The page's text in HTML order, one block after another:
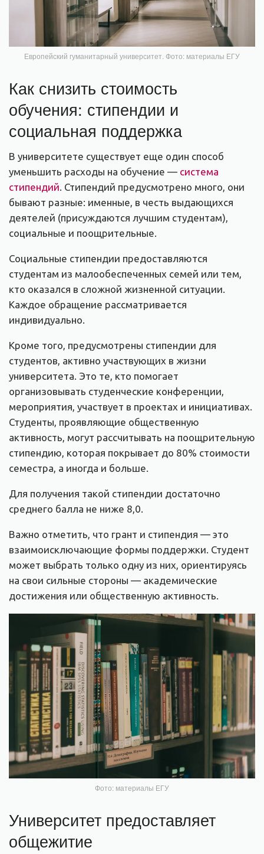
Европейский гуманитарный университет. Фото: материалы ЕГУ
Как снизить стоимость
обучения: стипендии и
социальная поддержка
В университете существует еще один способ
уменьшить расходы на обучение — система
стипендий. Стипендий предусмотрено много, они
бывают разные: именные, в честь выдающихся
деятелей (присуждаются лучшим студентам),
социальные и поощрительные.
Социальные стипендии предоставляются
студентам из малообеспеченных семей или тем,
кто оказался в сложной жизненной ситуации.
Каждое обращение рассматривается
индивидуально.
Кроме того, предусмотрены стипендии для
студентов, активно участвующих в жизни
университета. Это те, кто помогает
организовывать студенческие конференции,
мероприятия, участвует в проектах и инициативах.
Студенты, проявляющие общественную
активность, могут рассчитывать на поощрительную
стипендию, которая покрывает до 80% стоимости
семестра, а иногда и больше.
Для получения такой стипендии достаточно
среднего балла не ниже 8,0.
Важно отметить, что грант и стипендия — это
взаимоисключающие формы поддержки. Студент
может выбрать только одну из них, ориентируясь
на свои сильные стороны — академические
достижения или общественную активность.
Фото: материалы ЕГУ
Университет предоставляет
общежитие